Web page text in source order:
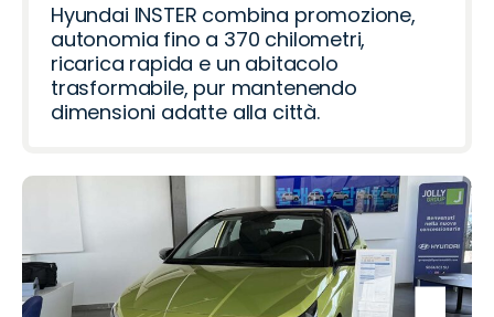
Hyundai INSTER combina promozione,
autonomia fino a 370 chilometri,
ricarica rapida e un abitacolo
trasformabile, pur mantenendo
dimensioni adatte alla città.